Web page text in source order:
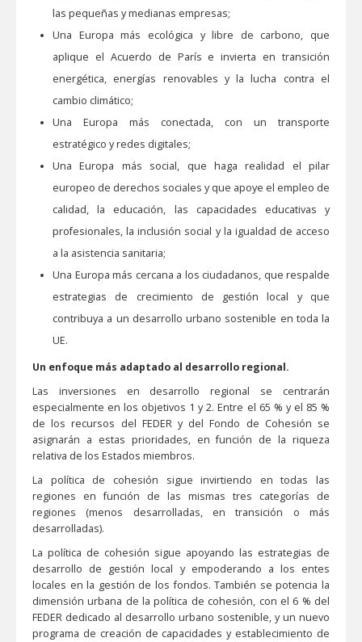
las pequeñas y medianas empresas;
Una Europa más ecológica y libre de carbono, que
aplique el Acuerdo de París e invierta en transición
energética, energías renovables y la lucha contra el
cambio climático;
Una Europa más conectada, con un transporte
estratégico y redes digitales;
Una Europa más social, que haga realidad el pilar
europeo de derechos sociales y que apoye el empleo de
calidad, la educación, las capacidades educativas y
profesionales, la inclusión social y la igualdad de acceso
a la asistencia sanitaria;
Una Europa más cercana a los ciudadanos, que respalde
estrategias de crecimiento de gestión local y que
contribuya a un desarrollo urbano sostenible en toda la
UE.
Un enfoque más adaptado al desarrollo regional.
Las inversiones en desarrollo regional se centrarán
especialmente en los objetivos 1 y 2. Entre el 65 % y el 85 %
de los recursos del FEDER y del Fondo de Cohesión se
asignarán a estas prioridades, en función de la riqueza
relativa de los Estados miembros.
La política de cohesión sigue invirtiendo en todas las
regiones en función de las mismas tres categorías de
regiones (menos desarrolladas, en transición o más
desarrolladas).
La política de cohesión sigue apoyando las estrategias de
desarrollo de gestión local y empoderando a los entes
locales en la gestión de los fondos. También se potencia la
dimensión urbana de la política de cohesión, con el 6 % del
FEDER dedicado al desarrollo urbano sostenible, y un nuevo
programa de creación de capacidades y establecimiento de